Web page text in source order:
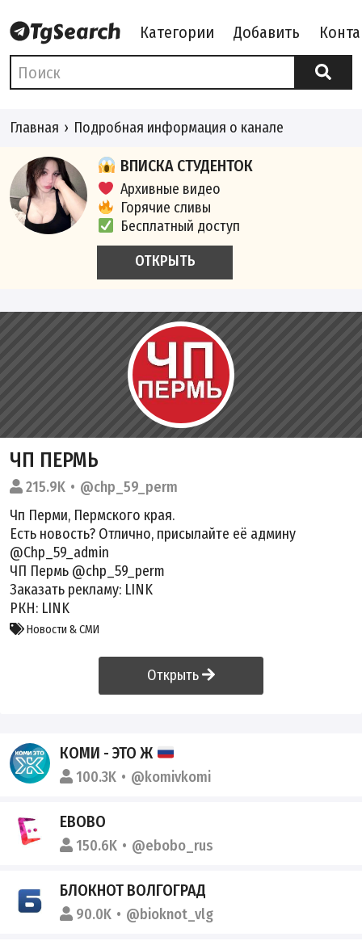
Категории Добавить
Главная Подробная информация о канале
ВПИСКА СТУДЕНТОК
Архивные видео
Горячие сливы
Бесплатный доступ
ОТКРЫТЬ
ЧП ПЕРМЬ
215.9K
@chp_59_perm
Чп Перми, Пермского края.
Есть новость? Отлично, присылайте её админу
@Chp_59_admin
ЧП Пермь @chp_59_perm
Заказать рекламу: LINK
РКН: LINK
Новости & СМИ
Открыть
КОМИ - ЭТО Ж
100.3K @komivkomi
EBOBO
150.6K @ebobo_rus
БЛОКНОТ ВОЛГОГРАД
90.0K @bioknot_vlg